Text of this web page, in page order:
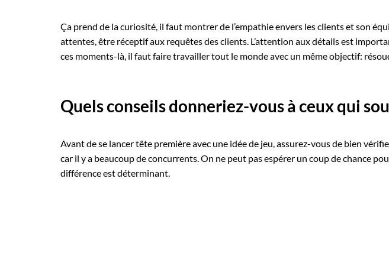
Ça prend de la curiosité, il faut montrer de l’empathie envers les clients et son
attentes, être réceptif aux requêtes des clients. L’attention aux détails est
ces moments-là, il faut faire travailler tout le monde avec un même objectif:
Quels conseils donneriez-vous à ceux qui
Avant de se lancer tête première avec une idée de jeu, assurez-vous de bien
car il y a beaucoup de concurrents. On ne peut pas espérer un coup de chance
différence est déterminant.